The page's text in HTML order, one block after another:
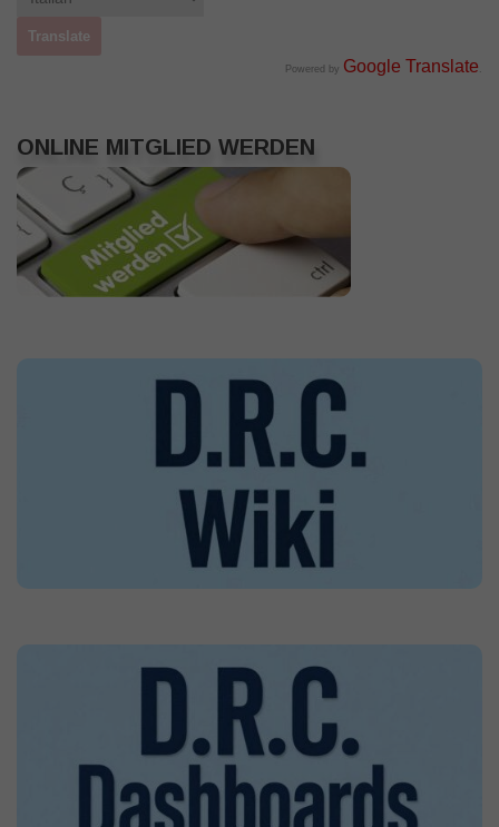
Powered by Google Translate .
ONLINE MITGLIED WERDEN